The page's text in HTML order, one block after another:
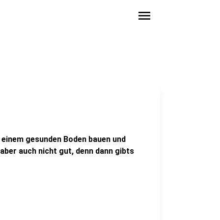
menu
gesunden Boden bauen und
auch nicht gut, denn dann gibts